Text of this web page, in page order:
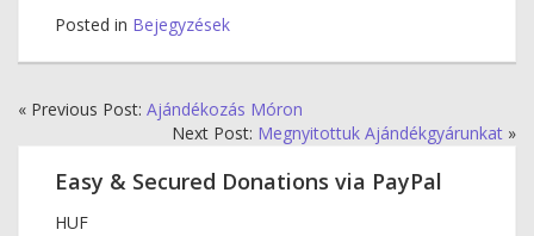
Posted in Bejegyzések
« Previous Post: Ajándékozás Móron
Next Post: Megnyitottuk Ajándékgyárunkat »
Easy & Secured Donations via PayPal
HUF